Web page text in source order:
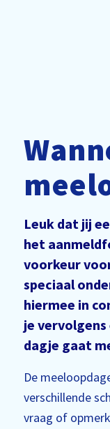
Leuk dat jij
het
voorkeur
speciaal
hiermee in
je
dagje gaat
De
verschillende
vraag of